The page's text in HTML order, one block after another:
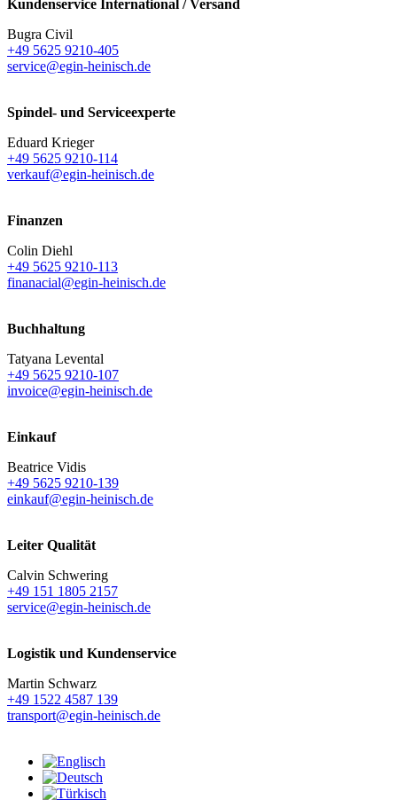
Kundenservice International / Versand
Bugra Civil
+49 5625 9210-405
service@egin-heinisch.de
Spindel- und Serviceexperte
Eduard Krieger
+49 5625 9210-114
verkauf@egin-heinisch.de
Finanzen
Colin Diehl
+49 5625 9210-113
finanacial@egin-heinisch.de
Buchhaltung
Tatyana Levental
+49 5625 9210-107
invoice@egin-heinisch.de
Einkauf
Beatrice Vidis
+49 5625 9210-139
einkauf@egin-heinisch.de
Leiter Qualität
Calvin Schwering
+49 151 1805 2157
service@egin-heinisch.de
Logistik und Kundenservice
Martin Schwarz
+49 1522 4587 139
transport@egin-heinisch.de